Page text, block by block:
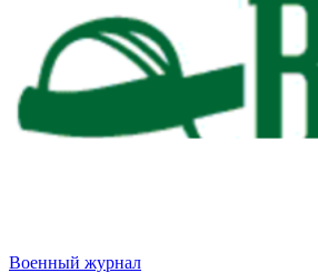
Военный журнал